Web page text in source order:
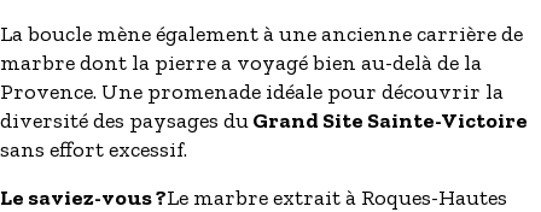
La boucle mène également à une ancienne carrière de
marbre dont la pierre a voyagé bien au-delà de la
Provence. Une promenade idéale pour découvrir la
diversité des paysages duGrand Site Sainte-Victoire
sans effort excessif.
Le saviez-vous ?Le marbre extrait à Roques-Hautes